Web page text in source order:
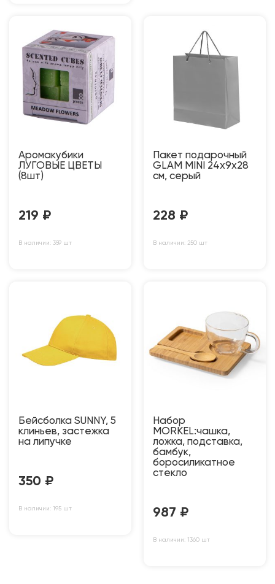
Аромакубики
ЛУГОВЫЕ ЦВЕТЫ
(8шт)
219 ₽
В наличии: 359 шт
Пакет подарочный
GLAM MINI 24х9х28
см, серый
228 ₽
В наличии: 250 шт
Бейсболка SUNNY, 5
клиньев, застежка
на липучке
350 ₽
В наличии: 195 шт
Набор
MORKEL:чашка,
ложка, подставка,
бамбук,
боросиликатное
стекло
987 ₽
В наличии: 1360 шт